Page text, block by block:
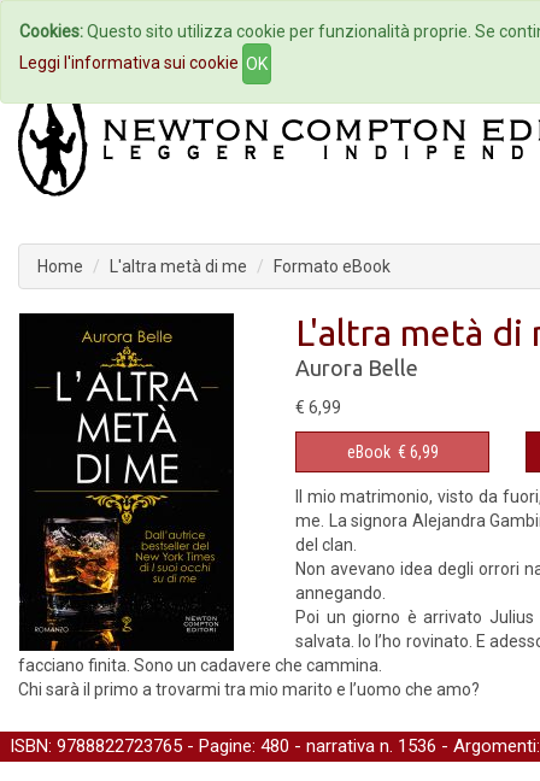
Home Autori Eventi
Home L'altra metà di me Formato eBook
L'altra metà di
Aurora Belle
€ 6,99
eBook € 6,99
Il mio matrimonio, visto da
me. La signora Alejandra
del clan.
Non avevano idea degli orrori
annegando.
Poi un giorno è arrivato
salvata. Io l’ho rovinato. E
facciano finita. Sono un cadavere che cammina.
Chi sarà il primo a trovarmi tra mio marito e l’uomo che amo?
ISBN: 9788822723765 - Pagine: 480 - narrativa n. 1536 -
Cookies:Questo sito utilizza cookie per funzionalità proprie. Se
Leggi l'informativa sui cookie OK